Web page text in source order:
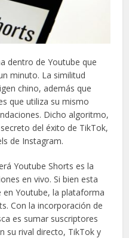
dentro de Youtube que
minuto. La similitud
chino, además que
que utiliza su mismo
Dicho algoritmo,
del éxito de TikTok,
de Instagram.
Youtube Shorts es la
en vivo. Si bien esta
Youtube, la plataforma
Con la incorporación de
es sumar suscriptores
su rival directo, TikTok y